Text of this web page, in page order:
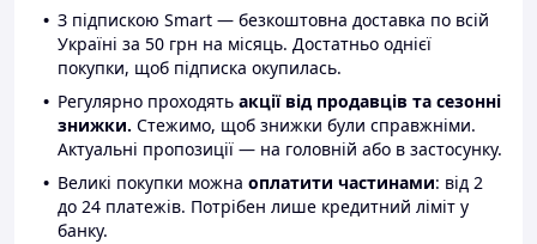
З підпискою Smart — безкоштовна доставка по всій
Україні за 50 грн на місяць. Достатньо однієї
покупки, щоб підписка окупилась.
Регулярно проходять акції від продавців та сезонні
знижки. Стежимо, щоб знижки були справжніми.
Актуальні пропозиції — на головній або в застосунку.
Великі покупки можна оплатити частинами: від 2
до 24 платежів. Потрібен лише кредитний ліміт у
банку.